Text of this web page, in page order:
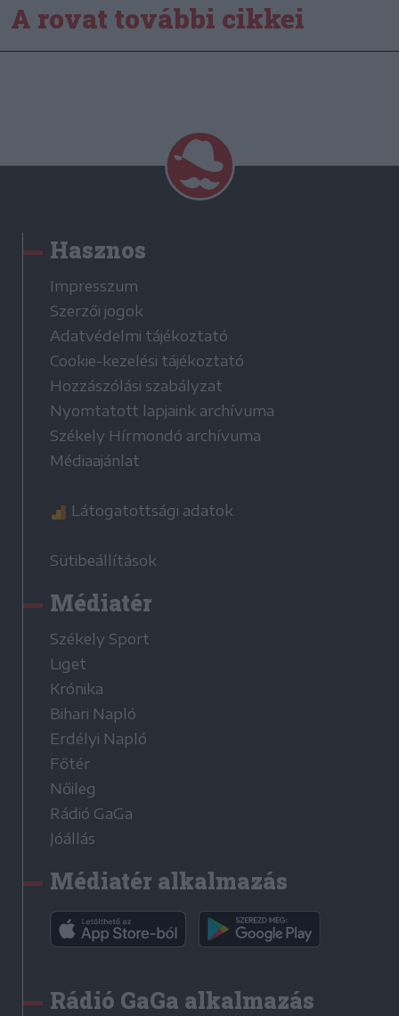
A rovat további cikkei
Hasznos
Impresszum
Szerzői jogok
Adatvédelmi tájékoztató
Cookie-kezelési tájékoztató
Hozzászólási szabályzat
Nyomtatott lapjaink archívuma
Székely Hírmondó archívuma
Médiaajánlat
Látogatottsági adatok
Sütibeállítások
Médiatér
Székely Sport
Liget
Krónika
Bihari Napló
Erdélyi Napló
Főtér
Nőileg
Rádió GaGa
Jóállás
Médiatér alkalmazás
Rádió GaGa alkalmazás